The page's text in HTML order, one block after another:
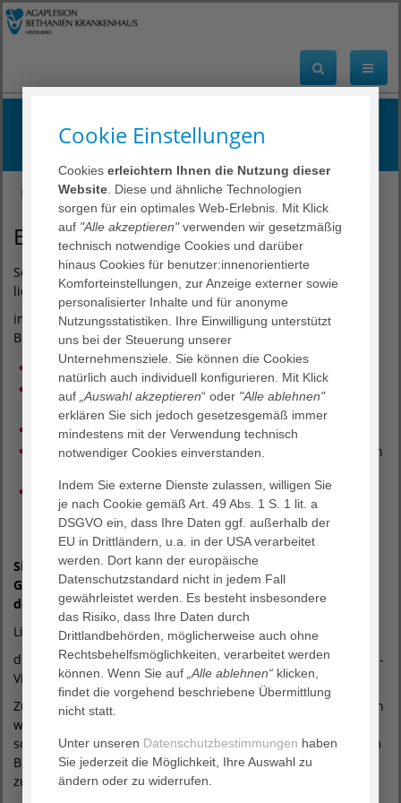
Aktuelle Besuchsregelung Stand 24.04.2026
Bethanien Krankenhaus Heidelberg
Besuchsregelungen
Sehr geehrte Besucherinnen und Besucher,
liebe Angehörige,
im folgenden möchten wir Sie über unsere geltenden
Besuchsregelungen informieren:
Täglich von 14.00 - 19.00 Uhr
Ausgenommen hiervon sind die Palliativpatient:innen der
K3 und P3
Besucher:innen ab 14 Jahren sind herzlich willkommen
Personen mit erkältungsbedingten Symptomen empfehlen
Wir bitten um Händedesinfektion vor Betreten und
Verlassen des Patientenzimmers
Sich selbst und andere schützen – auch wenn die aktuelle
Grippewelle abebbt, bleiben andere Viren hartnäckig,
deshalb weiterhin nur mit Maske ins Krankenhaus!
Liebe Besucherinnen und Besucher,
die aktuelle Grippewelle verliert an Kraft. Während Influenza-
Viren seltener werden, hält sich das RS-Virus.
Zum Schutz unserer Patient:innen und der Belegschaft bitten
wir die Besucherinnen und Besucher, die Begleitpersonen
sowie ambulante Patientinnen und Patienten dringend, beim
Betreten des Krankenhauses einen Mund- und Nasenschutz
zu tragen.
Cookie Einstellungen
Cookieserleichtern Ihnen die Nutzung dieser
Website . Diese und ähnliche Technologien
sorgen für ein optimales Web-Erlebnis. Mit Klick
auf "Alle akzeptieren"verwenden wir gesetzmäßig
technisch notwendige Cookies und darüber
hinaus Cookies für benutzer:innenorientierte
Komforteinstellungen, zur Anzeige externer sowie
personalisierter Inhalte und für anonyme
Nutzungsstatistiken. Ihre Einwilligung unterstützt
uns bei der Steuerung unserer
Unternehmensziele. Sie können die Cookies
natürlich auch individuell konfigurieren. Mit Klick
auf „Auswahl akzeptieren“ oder "Alle ablehnen"
erklären Sie sich jedoch gesetzesgemäß immer
mindestens mit der Verwendung technisch
notwendiger Cookies einverstanden.
Indem Sie externe Dienste zulassen, willigen Sie
je nach Cookie gemäß Art. 49 Abs. 1 S. 1 lit. a
DSGVO ein, dass Ihre Daten ggf. außerhalb der
EU in Drittländern, u.a. in der USA verarbeitet
werden. Dort kann der europäische
Datenschutzstandard nicht in jedem Fall
gewährleistet werden. Es besteht insbesondere
das Risiko, dass Ihre Daten durch
Drittlandbehörden, möglicherweise auch ohne
Rechtsbehelfsmöglichkeiten, verarbeitet werden
können. Wenn Sie auf „Alle ablehnen“ klicken,
findet die vorgehend beschriebene Übermittlung
nicht statt.
Unter unseren Datenschutzbestimmungen haben
Sie jederzeit die Möglichkeit, Ihre Auswahl zu
ändern oder zu widerrufen.